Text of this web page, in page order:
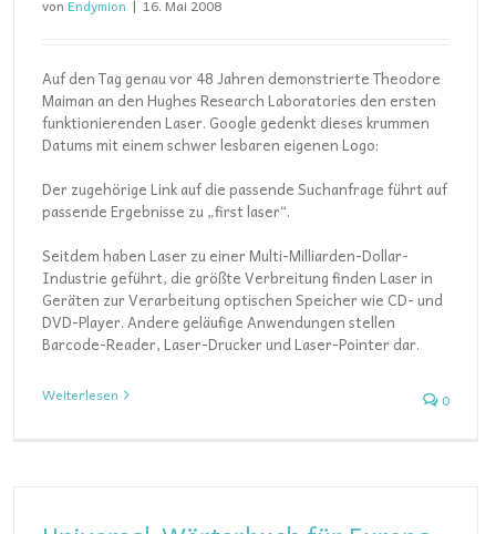
von Endymion | 16. Mai 2008
Auf den Tag genau vor 48 Jahren demonstrierte Theodore
Maiman an den Hughes Research Laboratories den ersten
funktionierenden Laser. Google gedenkt dieses krummen
Datums mit einem schwer lesbaren eigenen Logo:
Der zugehörige Link auf die passende Suchanfrage führt auf
passende Ergebnisse zu „first laser“.
Seitdem haben Laser zu einer Multi-Milliarden-Dollar-
Industrie geführt, die größte Verbreitung finden Laser in
Geräten zur Verarbeitung optischen Speicher wie CD- und
DVD-Player. Andere geläufige Anwendungen stellen
Barcode-Reader, Laser-Drucker und Laser-Pointer dar.
Weiterlesen 0